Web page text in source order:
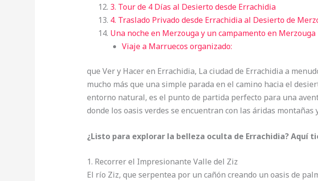
3. Tour de 4 Días al Desierto desde Errachidia
4. Traslado Privado desde Errachidia al Desierto de
Una noche en Merzouga y un campamento en Merzouga
Viaje a Marruecos organizado:
que Ver y Hacer en Errachidia, La ciudad de Errachidia a
mucho más que una simple parada en el camino hacia el
entorno natural, es el punto de partida perfecto para una
donde los oasis verdes se encuentran con las áridas
¿Listo para explorar la belleza oculta de Errachidia? Aquí
1. Recorrer el Impresionante Valle del Ziz
El río Ziz, que serpentea por un cañón creando un oasis de